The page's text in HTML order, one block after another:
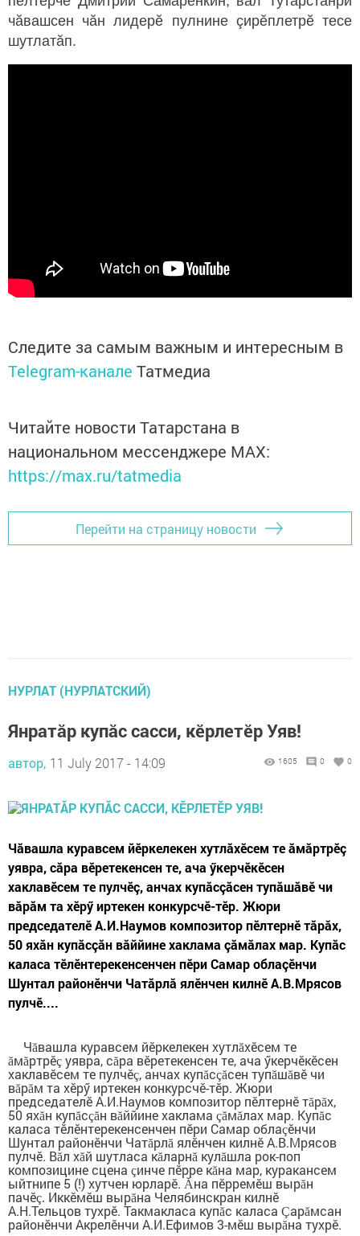
чăвашсен чăн лидерӗ пулнине çирӗплетрӗ тесе
шутлатăп.
Следите за самым важным и интересным в
Telegram-канале Татмедиа
Читайте новости Татарстана в
национальном мессенджере MАХ:
https://max.ru/tatmedia
Перейти на страницу новости
НУРЛАТ (НУРЛАТСКИЙ)
Янратăр купăс сасси, кӗрлетӗр Уяв!
автор, 11 July 2017 - 14:09 1605 0 0
Чăвашла куравсем йӗркелекен хутлăхӗсем те ăмăртрӗç
уявра, сăра вӗретекенсен те, ача ӳкерчӗкӗсен
хаклавӗсем те пулчӗç, анчах купăсçăсен тупăшăвӗ чи
вăрăм та хӗрӳ иртекен конкурсчӗ-тӗр. Жюри
председателӗ А.И.Наумов композитор пӗлтернӗ тăрăх,
50 яхăн купăсçăн вăййине хаклама çăмăлах мар. Купăс
каласа тӗлӗнтерекенсенчен пӗри Самар облаçӗнчи
Шунтал районӗнчи Чатăрлă ялӗнчен килнӗ А.В.Мрясов
пулчӗ....
Чăвашла куравсем йӗркелекен хутлăхӗсем те
ăмăртрӗç уявра, сăра вӗретекенсен те, ача ӳкерчӗкӗсен
хаклавӗсем те пулчӗç, анчах купăсçăсен тупăшăвӗ чи
вăрăм та хӗрӳ иртекен конкурсчӗ-тӗр. Жюри
председателӗ А.И.Наумов композитор пӗлтернӗ тăрăх,
50 яхăн купăсçăн вăййине хаклама çăмăлах мар. Купăс
каласа тӗлӗнтерекенсенчен пӗри Самар облаçӗнчи
Шунтал районӗнчи Чатăрлă ялӗнчен килнӗ А.В.Мрясов
пулчӗ. Вăл хăй шутласа кăларнă кулăшла рок-поп
композицине сцена çинче пӗрре кăна мар, куракансем
ыйтнипе 5 (!) хутчен юрларӗ. Ăна пӗрремӗш вырăн
пачӗç. Иккӗмӗш вырăна Челябинскран килнӗ
А.Н.Тельцов тухрӗ. Такмакласа купăс каласа Çарăмсан
районӗнчи Акрелӗнчи А.И.Ефимов 3-мӗш вырăна тухрӗ.